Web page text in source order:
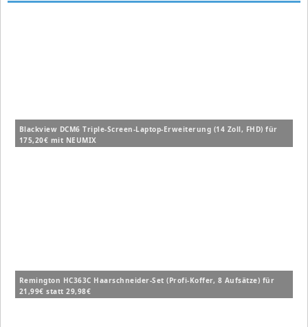
Blackview DCM6 Triple-Screen-Laptop-Erweiterung (14 Zoll, FHD) für
175,20€ mit NEUMIX
Remington HC363C Haarschneider-Set (Profi-Koffer, 8 Aufsätze) für
21,99€ statt 29,98€